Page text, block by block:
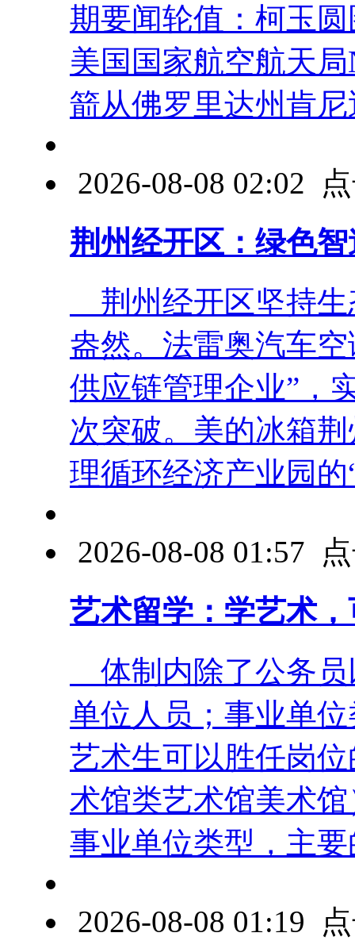
期要闻轮值：柯玉
美国国家航空航天
箭从佛罗里达州肯
2026-08-08 02:02
荆州经开区：绿色
荆州经开区坚持生
盎然。法雷奥汽车
供应链管理企业”，
次突破。美的冰箱
理循环经济产业园的
2026-08-08 01:57
艺术留学：学艺术
体制内除了公务员
单位人员；事业单
艺术生可以胜任岗
术馆类艺术馆美术
事业单位类型，主要
2026-08-08 01:19